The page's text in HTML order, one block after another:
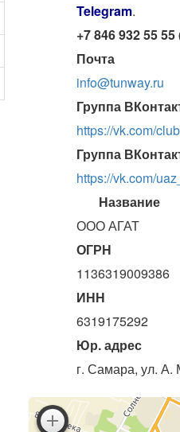
Telegram.
+7 846 932 55
Почта
info@tunway.ru
Группа
https://vk.com/
Группа
https://vk.com/
Название
ООО АГАТ
ОГРН
1136319009386
ИНН
6319175292
Юр. адрес
г. Самара, ул. А.